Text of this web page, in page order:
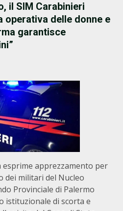
il SIM Carabinieri
operativa delle donne e
garantisce
esprime apprezzamento per
dei militari del Nucleo
Provinciale di Palermo
istituzionale di scorta e